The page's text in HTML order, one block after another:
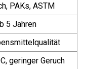
PAKs, ASTM
5 Jahren
geringer Geruch